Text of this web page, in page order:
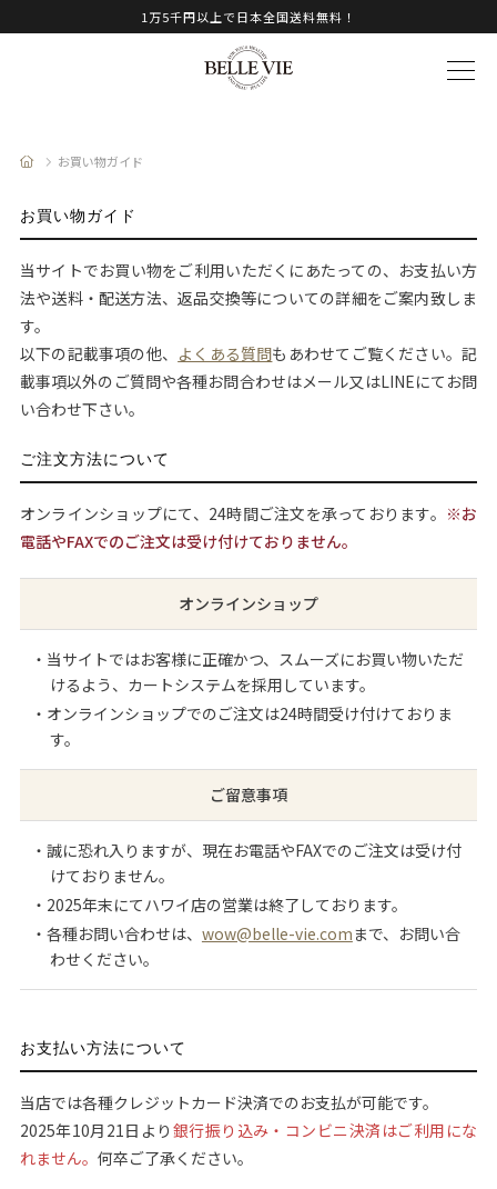
1万5千円以上で日本全国送料無料！
お買い物ガイド
お買い物ガイド
当サイトでお買い物をご利用いただくにあたっての、お支払い方
法や送料・配送方法、返品交換等についての詳細をご案内致しま
す。
以下の記載事項の他、 よくある質問もあわせてご覧ください。記
載事項以外のご質問や各種お問合わせはメール又はLINEにてお問
い合わせ下さい。
ご注文方法について
オンラインショップにて、24時間ご注文を承っております。 ※お
電話やFAXでのご注文は受け付けておりません。
オンラインショップ
・当サイトではお客様に正確かつ、スムーズにお買い物いただ
けるよう、カートシステムを採用しています。
・オンラインショップでのご注文は24時間受け付けておりま
す。
ご留意事項
・誠に恐れ入りますが、現在お電話やFAXでのご注文は受け付
けておりません。
・2025年末にてハワイ店の営業は終了しております。
・各種お問い合わせは、 wow@belle-vie.comまで、お問い合
わせください。
お支払い方法について
当店では各種クレジットカード決済でのお支払が可能です。
2025年10月21日より 銀行振り込み・コンビニ決済はご利用にな
れません。 何卒ご了承ください。